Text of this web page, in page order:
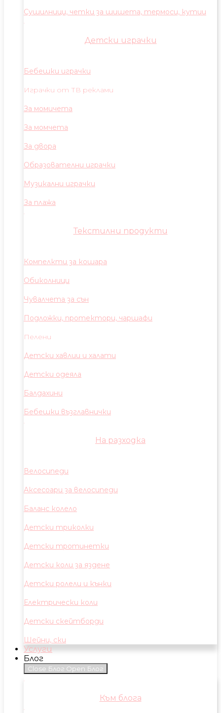
Сушилници, четки за шишета, термоси, кутии
Детски играчки
Бебешки играчки
Играчки от ТВ реклами
За момичета
За момчета
За двора
Образователни играчки
Музикални играчки
За плажа
Текстилни продукти
Компелкти за кошара
Обиколници
Чувалчета за сън
Подложки, протектори, чаршафи
Пелени
Детски хавлии и халати
Детски одеяла
Балдахини
Бебешки възглавнички
На разходка
Велосипеди
Аксесоари за велосипеди
Баланс колело
Детски триколки
Детски тротинетки
Детски коли за яздене
Детски ролели и кънки
Електрически коли
Детски скейтборди
Шейни, ски
Услуги
Блог
Close Блог Open Блог
Към блога